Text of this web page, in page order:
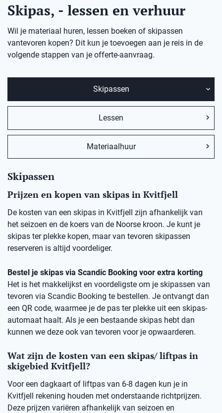
Skipas, - lessen en verhuur
Wil je materiaal huren, lessen boeken of skipassen
vantevoren kopen? Dit kun je toevoegen aan je reis in de
volgende stappen van je offerte-aanvraag.
Skipassen
Lessen
Materiaalhuur
Skipassen
Prijzen en kopen van skipas in Kvitfjell
De kosten van een skipas in Kvitfjell zijn afhankelijk van
het seizoen en de koers van de Noorse kroon. Je kunt je
skipas ter plekke kopen, maar van tevoren skipassen
reserveren is altijd voordeliger.
Bestel je skipas via Scandic Booking voor extra korting
Het is het makkelijkst en voordeligste om je skipassen van
tevoren via Scandic Booking te bestellen. Je ontvangt dan
een QR code, waarmee je de pas ter plekke uit een skipas-
automaat haalt. Als je een bestaande skipas hebt dan
kunnen we deze ook van tevoren voor je opwaarderen.
Wat zijn de kosten van een skipas/ liftpas in
skigebied Kvitfjell?
Voor een dagkaart of liftpas van 6-8 dagen kun je in
Kvitfjell rekening houden met onderstaande richtprijzen.
Deze prijzen variëren afhankelijk van seizoen en